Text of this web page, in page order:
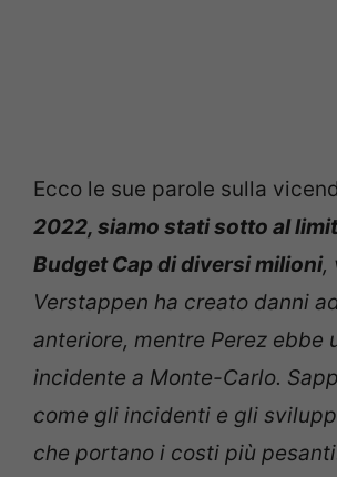
Ecco le sue parole sulla
2022, siamo stati sotto al
Budget Cap di diversi milioni,
Verstappen ha creato danni
anteriore, mentre Perez ebbe
incidente a Monte-Carlo.
come gli incidenti e gli
che portano i costi più